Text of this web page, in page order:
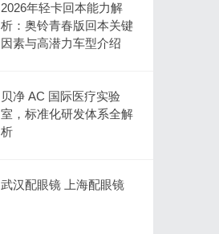
2026年轻卡回本能力解
析：奥铃青春版回本关键
因素与高潜力车型介绍
贝净 AC 国际医疗实验
室，标准化研发体系全解
析
武汉配眼镜 上海配眼镜